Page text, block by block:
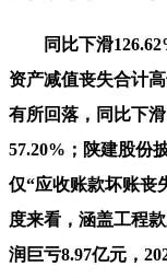
同比下滑
资产减值丧失合计
有所回落，同比下
57.20%；陕建股份
仅“应收账款坏账丧
度来看，涵盖工程
润巨亏8.97亿元，